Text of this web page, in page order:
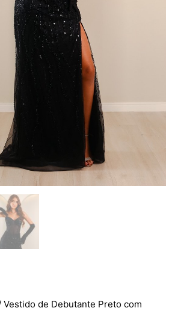
Vestido de Debutante Preto com